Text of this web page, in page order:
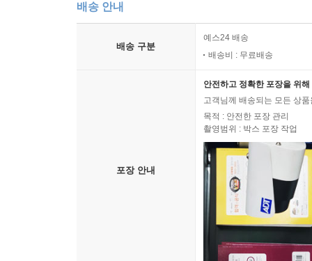
배송 안내
배송 구분
예스24 배송
배송비 : 무료배송
포장 안내
안전하고 정확한 포장을 위
고객님께 배송되는 모든 상
목적 : 안전한 포장 관리
촬영범위 : 박스 포장 작업